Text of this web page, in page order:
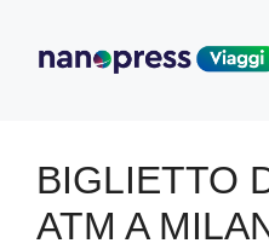
contenuto
BIGLIETTO
ATM A